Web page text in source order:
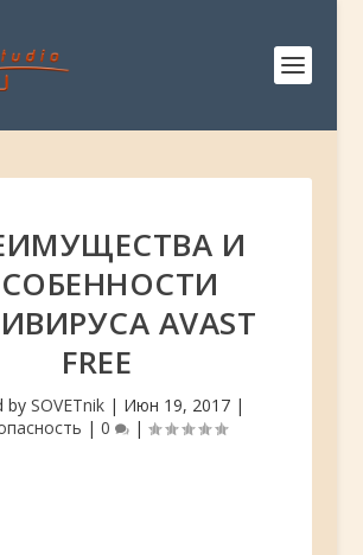
И
AVAST
FREE
bySOVETnik | Июн 19, 2017 |
| 0 |